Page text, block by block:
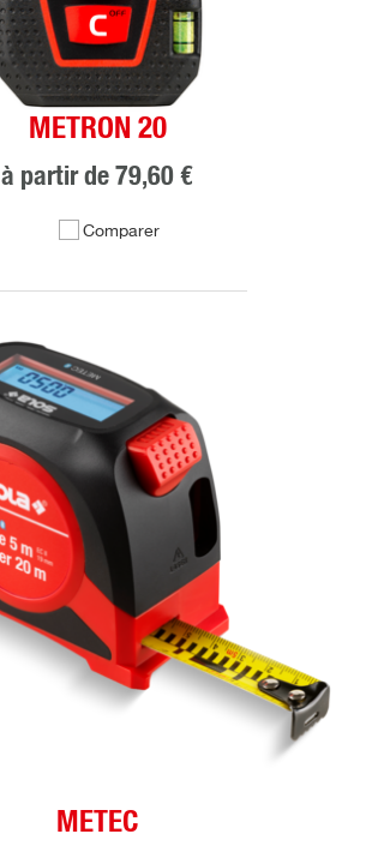
METRON 20
à partir de 79,60 €
Comparer
METEC